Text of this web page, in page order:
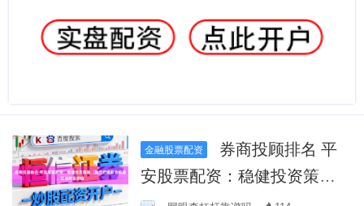
金融股票配资
安股票配资：稳健投资策